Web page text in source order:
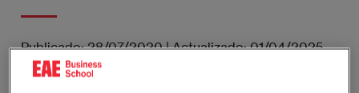
Publicado: 28/07/2020|Actualizado: 01/04/2025